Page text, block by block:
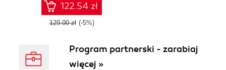
122.54 zł
129.00 zł (-5%)
Program partnerski - zarabiaj
więcej »